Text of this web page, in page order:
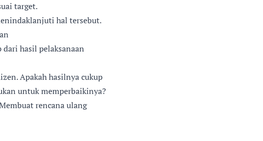
target.
hal tersebut.
hasil pelaksanaan
Apakah hasilnya cukup
untuk memperbaikinya?
rencana ulang